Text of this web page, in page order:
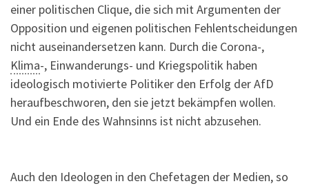
einer politischen Clique, die sich mit Argumenten der
Opposition und eigenen politischen Fehlentscheidungen
nicht auseinandersetzen kann. Durch die Corona-,
Klima-, Einwanderungs- und Kriegspolitik haben
ideologisch motivierte Politiker den Erfolg der AfD
heraufbeschworen, den sie jetzt bekämpfen wollen.
Und ein Ende des Wahnsinns ist nicht abzusehen.
Auch den Ideologen in den Chefetagen der Medien, so